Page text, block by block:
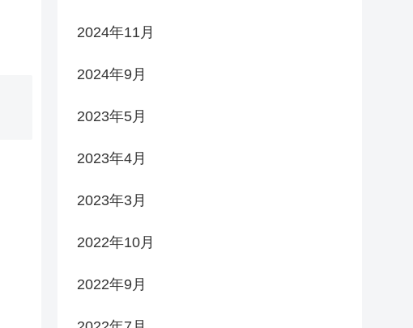
2024年11月
2024年9月
2023年5月
2023年4月
2023年3月
2022年10月
2022年9月